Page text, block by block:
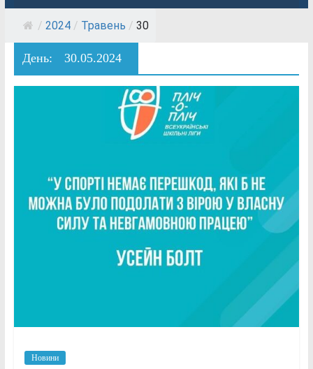
/ 2024 / Травень / 30
День: 30.05.2024
Новини